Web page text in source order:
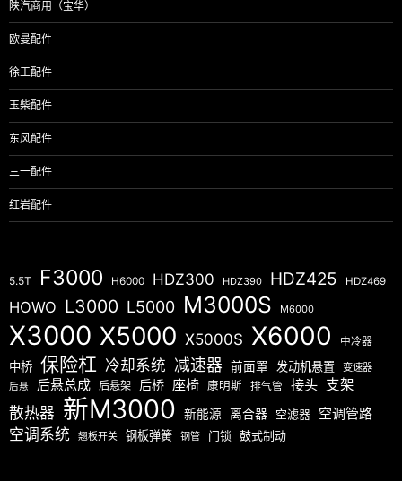
陕汽商用（宝华）
欧曼配件
徐工配件
玉柴配件
东风配件
三一配件
红岩配件
5.5T F3000 H6000 HDZ300 HDZ390 HDZ425 HDZ469
HOWO L3000 L5000 M3000S M6000
X3000 X5000 X5000S X6000 中冷器
中桥 保险杠 冷却系统 减速器 前面罩 发动机悬置 变速器
后悬 后悬总成 后悬架 后桥 座椅 康明斯 排气管 接头 支架
散热器 新M3000 新能源 离合器 空滤器 空调管路
空调系统 翘板开关 钢板弹簧 钢管 门锁 鼓式制动